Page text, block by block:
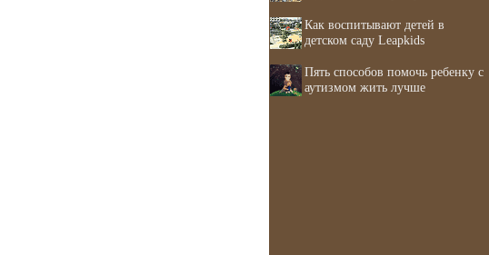
Как воспитывают детей в
детском саду Leapkids
Пять способов помочь ребенку с
аутизмом жить лучше